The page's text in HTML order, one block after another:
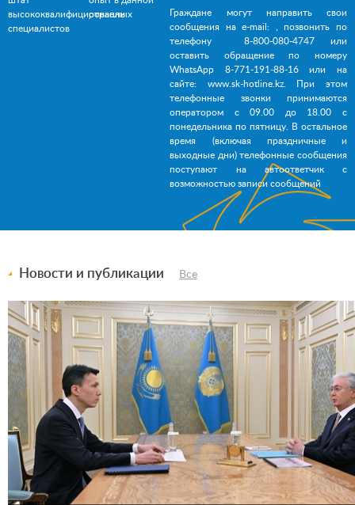
высококвалифицированных
специалистов
отрасли
Граждане могут направить свои
сообщения на e-mail: , позвонить по
телефону 8-800-080-4747 или
оставить обращение по номеру
WhatsApp 8-771-191-88-16 или на
сайте: www.sk-hotline.kz. При этом
телефонные звонки принимаются
оператором с 09.00 до 18.00 с
понедельника по пятницу. В остальное
время (включая праздничные и
выходные дни) телефонные сообщения
поступают на автоответчик с
возможностью записи сообщений
Новости и публикации Все